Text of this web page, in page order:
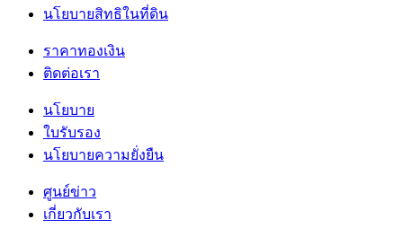
นโยบายสิทธิในที่ดิน
ราคาทองเงิน
ติดต่อเรา
นโยบาย
ใบรับรอง
นโยบายความยั่งยืน
ศูนย์ข่าว
เกี่ยวกับเรา